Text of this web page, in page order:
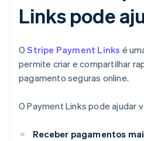
Links pode
OStripe Payment Links é
permite criar e compartilhar
pagamento seguras online.
O Payment Links pode ajudar
Receber pagamentos